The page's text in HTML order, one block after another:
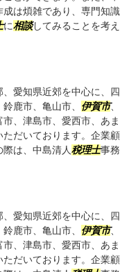
は煩雑であり、専門知識
に相談してみることを考え
愛知県近郊を中心に、四
鹿市、亀山市、 伊賀市、
、津島市、愛西市、あま
だいております。企業顧
は、中島清人税理士事務
愛知県近郊を中心に、四
鹿市、亀山市、 伊賀市、
、津島市、愛西市、あま
だいております。企業顧